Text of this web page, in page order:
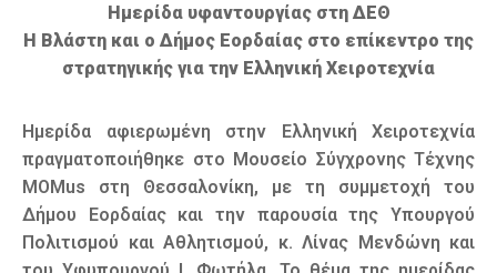
Ημερίδα υφαντουργίας στη ΔΕΘ
Η Βλάστη και ο Δήμος Εορδαίας στο επίκεντρο της
στρατηγικής για την Ελληνική Χειροτεχνία
Ημερίδα αφιερωμένη στην Ελληνική Χειροτεχνία
πραγματοποιήθηκε στο Μουσείο Σύγχρονης Τέχνης
MOMus στη Θεσσαλονίκη, με τη συμμετοχή του
Δήμου Εορδαίας και την παρουσία της Υπουργού
Πολιτισμού και Αθλητισμού, κ. Λίνας Μενδώνη και